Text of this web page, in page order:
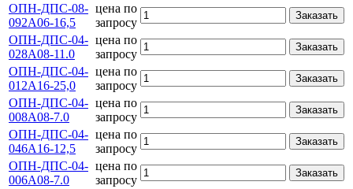
ОПН-ДПС-08-
092А06-16,5
цена по
запросу
Заказать
ОПН-ДПС-04-
028А08-11.0
цена по
запросу
Заказать
ОПН-ДПС-04-
012А16-25,0
цена по
запросу
Заказать
ОПН-ДПС-04-
008А08-7.0
цена по
запросу
Заказать
ОПН-ДПС-04-
046А16-12,5
цена по
запросу
Заказать
ОПН-ДПС-04-
006А08-7.0
цена по
запросу
Заказать